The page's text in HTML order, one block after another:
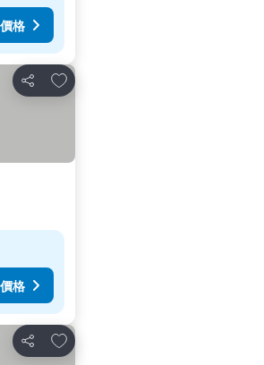
格
分享
放到收藏夾
格
分享
放到收藏夾